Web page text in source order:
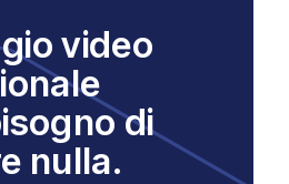
video
di
nulla.